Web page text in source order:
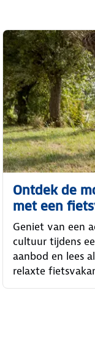
Ontdek de
met een
Geniet van een
cultuur tijdens
aanbod en lees
relaxte